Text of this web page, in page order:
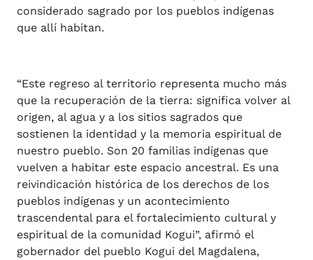
considerado sagrado por los pueblos indígenas
que allí habitan.
“Este regreso al territorio representa mucho más
que la recuperación de la tierra: significa volver al
origen, al agua y a los sitios sagrados que
sostienen la identidad y la memoria espiritual de
nuestro pueblo. Son 20 familias indígenas que
vuelven a habitar este espacio ancestral. Es una
reivindicación histórica de los derechos de los
pueblos indígenas y un acontecimiento
trascendental para el fortalecimiento cultural y
espiritual de la comunidad Kogui”, afirmó el
gobernador del pueblo Kogui del Magdalena,